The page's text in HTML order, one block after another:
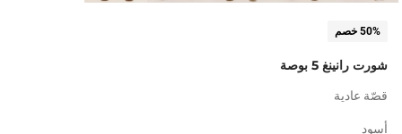
50% خصم
شورت رانينغ 5 بوصة
قصّة عادية
أسود